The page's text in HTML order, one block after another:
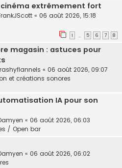
cinéma extrêmement fort
« 06 août 2026, 15:18
1 … 5 6 7 8
magasin : astuces pour
« 06 août 2026, 09:07
et créations sonores
IA pour son
« 06 août 2026, 06:03
/ Open bar
« 06 août 2026, 06:02